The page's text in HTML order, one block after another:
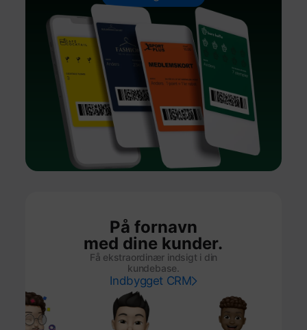
På fornavn
med dine kunder.
Få ekstraordinær indsigt i din
kundebase.
Indbygget CRM